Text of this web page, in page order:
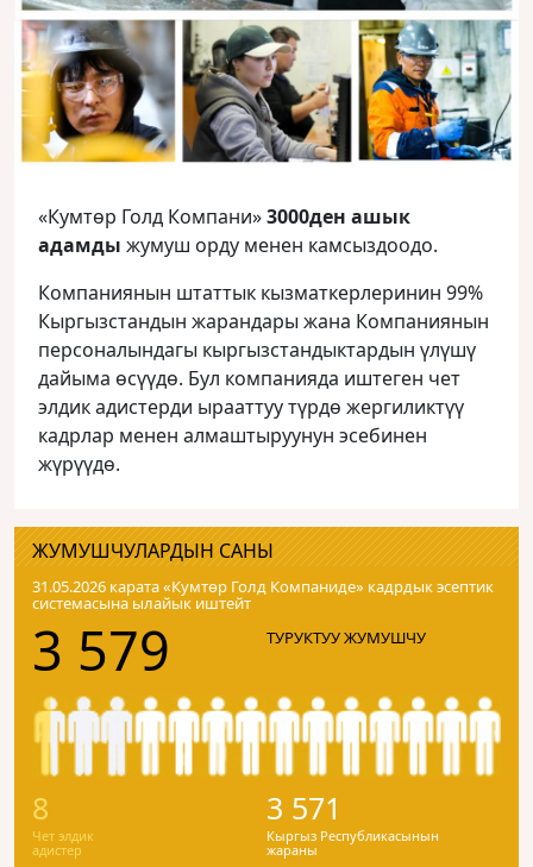
«Кумтөр Голд Компани»3000ден ашык
адамды жумуш орду менен камсыздоодо.
Компаниянын штаттык кызматкерлеринин 99%
Кыргызстандын жарандары жана Компаниянын
персоналындагы кыргызстандыктардын үлүшү
дайыма өсүүдө. Бул компанияда иштеген чет
элдик адистерди ырааттуу түрдө жергиликтүү
кадрлар менен алмаштыруунун эсебинен
жүрүүдө.
ЖУМУШЧУЛАРДЫН САНЫ
31.05.2026 карата «Кумтɵр Голд Компаниде» кадрдык эсептик
системасына ылайык иштейт
3 579 ТУРУКТУУ ЖУМУШЧУ
8
Чет элдик
адистер
3 571
Кыргыз Республикасынын
жараны